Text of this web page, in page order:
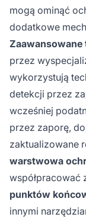
mogą ominąć
dodatkowe
Zaawansowane
przez
wykorzystują
detekcji przez
wcześniej
przez zaporę,
zaktualizowane
warstwowa
współpracować
punktów
innymi